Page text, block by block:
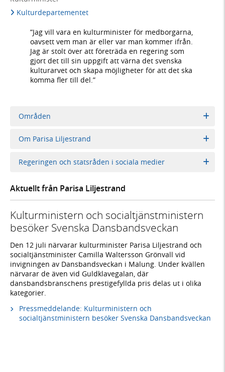
Kulturdepartementet
”Jag vill vara en kulturminister för medborgarna,
oavsett vem man är eller var man kommer ifrån.
Jag är stolt över att företräda en regering som
gjort det till sin uppgift att värna det svenska
kulturarvet och skapa möjligheter för att det ska
komma fler till del.”
Områden
Om Parisa Liljestrand
Regeringen och statsråden i sociala medier
Aktuellt från Parisa Liljestrand
Kulturministern och socialtjänstministern
besöker Svenska Dansbandsveckan
Den 12 juli närvarar kulturminister Parisa Liljestrand och
socialtjänstminister Camilla Waltersson Grönvall vid
invigningen av Dansbandsveckan i Malung. Under kvällen
närvarar de även vid Guldklavegalan, där
dansbandsbranschens prestigefyllda pris delas ut i olika
kategorier.
Pressmeddelande: Kulturministern och
socialtjänstministern besöker Svenska Dansbandsveckan